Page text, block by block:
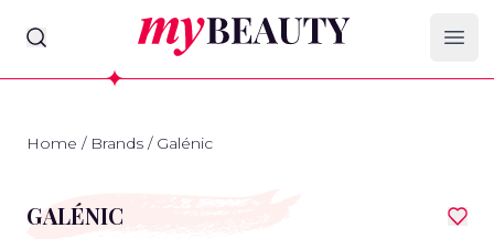
myBeauty
Home / Brands / Galénic
GALÉNIC